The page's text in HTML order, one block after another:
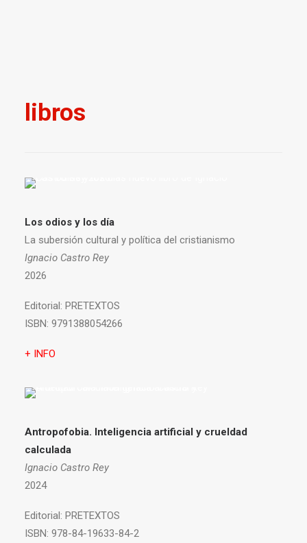
libros
Los odios y los día
La subersión cultural y política del cristianismo
Ignacio Castro Rey
2026
Editorial: PRETEXTOS
ISBN: 9791388054266
+ INFO
Antropofobia. Inteligencia artificial y crueldad
calculada
Ignacio Castro Rey
2024
Editorial: PRETEXTOS
ISBN: 978-84-19633-84-2